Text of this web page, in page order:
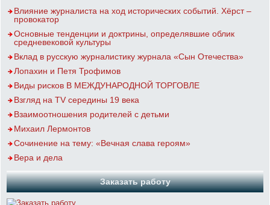
Влияние журналиста на ход исторических событий. Хёрст –
провокатор
Основные тенденции и доктрины, определявшие облик
средневековой культуры
Вклад в русскую журналистику журнала «Сын Отечества»
Лопахин и Петя Трофимов
Виды рисков В МЕЖДУНАРОДНОЙ ТОРГОВЛЕ
Взгляд на TV середины 19 века
Взаимоотношения родителей с детьми
Михаил Лермонтов
Сочинение на тему: «Вечная слава героям»
Вера и дела
Заказать работу